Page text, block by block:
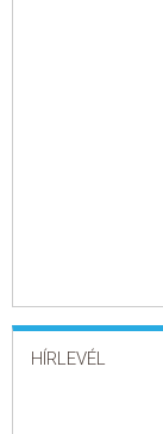
HÍRLEVÉL